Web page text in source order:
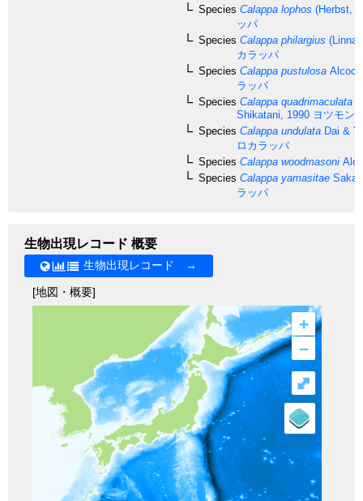
Species Calappa lophos (Herbst,
ッパ
Species Calappa philargius
カラッパ
Species Calappa pustulosa
ラッパ
Species Calappa quadrimaculata
Shikatani, 1990 ヨツモン
Species Calappa undulata Dai &
ロカラッパ
Species Calappa woodmasoni
Species Calappa yamasitae
ラッパ
生物出現レコード 概要
生物出現レコード →
[地図・概要]
+
–
⤢